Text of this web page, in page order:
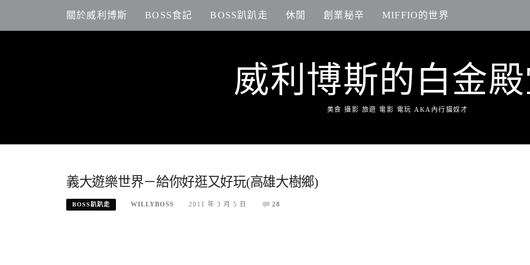
content
關於威利博斯 BOSS食記 BOSS趴趴走 休閒 創業秘辛 MIFFIO的世界
威利博斯的白金
美食 攝影 旅遊 電影 電玩 AKA內行貓奴才
義大遊樂世界－給你好逛又好玩(高雄大樹鄉)
BOSS趴趴走 WILLYBOSS 2011 年 3 月 5 日 28